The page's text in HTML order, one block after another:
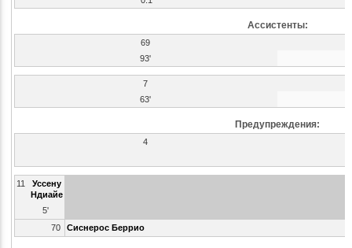
Ассистенты:
69
93'
7
63'
Предупреждения:
4
11
Уссену
Ндиайе
5'
70
Сиснерос Беррио